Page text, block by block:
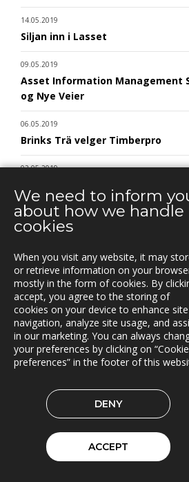
14.05.2019
Siljan inn i Lasset
09.05.2019
Asset Information Management
og Nye Veier
06.05.2019
Brinks Trä velger Timberpro
02.05.2019
25.04.2019
Triona forbedrer fergetrafikken
23.04.2019
Fleetech overtas av Triona
08.04.2019
Ny versjon av Lasset
01.04.2019
Samarbeidspartner med Drive
08.03.2019
Triona forsterkes av kvinnelige
04.02.2019
Rammeavtale med Stockholm by
We need to inform
about how we handle
cookies
When you visit any website, it may
or retrieve information on your
mostly in the form of cookies. By
accept, you agree to the storing of
cookies on your device to enhance site
navigation, analyze site usage, and
in our marketing. You can always
your preferences by clicking on “Cookie
preferences” in the footer of this
DENY
ACCEPT